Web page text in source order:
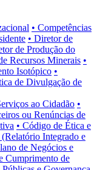
• Competências
• Diretor de
de Produção do
Recursos Minerais •
Isotópico •
de Divulgação de
ao Cidadão •
ou Renúncias de
• Código de Ética e
(Relatório Integrado e
de Negócios e
Cumprimento de